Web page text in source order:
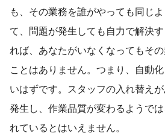
も、その業務を誰がやっても同じ
て、問題が発生しても自力で解決
れば、あなたがいなくなってもそ
ことはありません。つまり、自動
いはずです。スタッフの入れ替え
発生し、作業品質が変わるようで
れているとはいえません。